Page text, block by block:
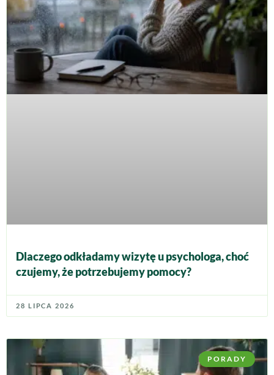
Dlaczego odkładamy wizytę u psychologa, choć
czujemy, że potrzebujemy pomocy?
28 LIPCA 2026
PORADY